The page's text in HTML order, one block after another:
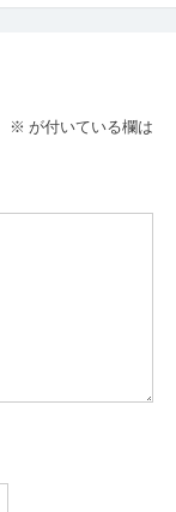
※ が付いている欄は